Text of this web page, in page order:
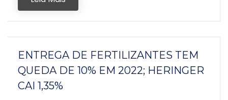
ENTREGA DE FERTILIZANTES TEM
QUEDA DE 10% EM 2022; HERINGER
CAI 1,35%